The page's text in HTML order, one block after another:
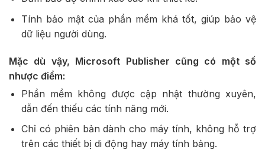
Tính bảo mật của phần mềm khá tốt, giúp bảo vệ
dữ liệu người dùng.
Mặc dù vậy, Microsoft Publisher cũng có một số
nhược điểm:
Phần mềm không được cập nhật thường xuyên,
dẫn đến thiếu các tính năng mới.
Chỉ có phiên bản dành cho máy tính, không hỗ trợ
trên các thiết bị di động hay máy tính bảng.